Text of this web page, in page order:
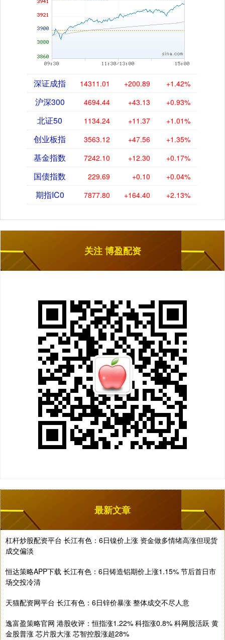
深证成指 14311.01 +200.89 +1.42%
沪深300 4694.44 +43.13 +0.93%
北证50 1134.24 +11.37 +1.01%
创业板指 3563.12 +47.56 +1.35%
基金指数 7242.10 +12.30 +0.17%
国债指数 229.69 +0.10 +0.04%
期指IC0 7877.80 +164.40 +2.13%
关注 博盈配资
最新文章
杠杆炒股配资平台 长江有色：6日镍价上涨 资金做多情绪高涨但现货
成交偏淡
恒达策略APP下载 长江有色：6日铸造铝期价上涨1.15% 节后首日市
场交投冷清
天猫配资网平台 长江有色：6日锌价暴涨 整体成交不尽人意
逸富盈策略官网 港股收评：恒指涨1.22% 科指涨0.8% 科网股活跃 黄
金股普涨 芯片股大涨 芯智控股涨超28%